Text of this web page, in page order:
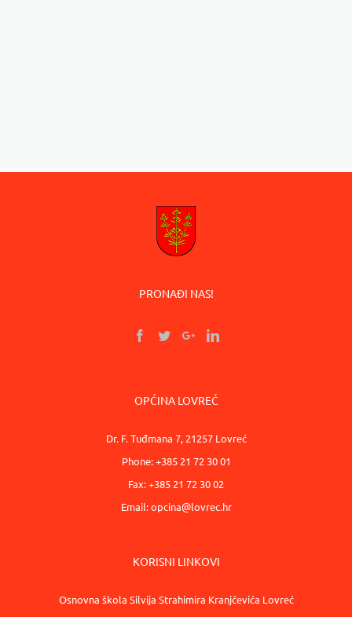
PRONAĐI NAS!
OPĆINA LOVREĆ
Dr. F. Tuđmana 7, 21257 Lovreć
Phone: +385 21 72 30 01
Fax: +385 21 72 30 02
Email:opcina@lovrec.hr
KORISNI LINKOVI
Osnovna škola Silvija Strahimira Kranjčevića Lovreć